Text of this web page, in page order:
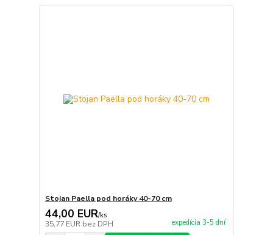
Stojan Paella pod horáky 40-70 cm
44,00 EUR/ks
35,77 EUR bez DPH expedícia 3-5 dní